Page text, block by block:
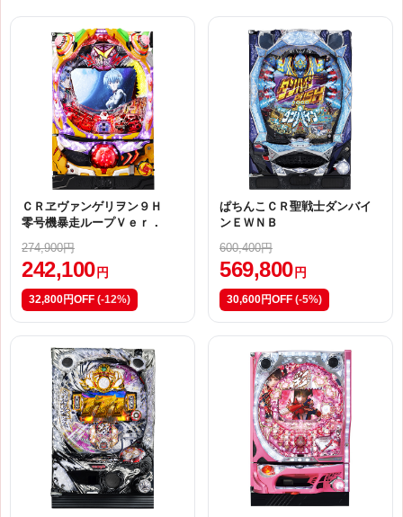
ＣＲヱヴァンゲリヲン９Ｈ
零号機暴走ループＶｅｒ．
274,900円
242,100 円
32,800円OFF (-12%)
ぱちんこＣＲ聖戦士ダンバイ
ンＥＷＮＢ
600,400円
569,800 円
30,600円OFF (-5%)